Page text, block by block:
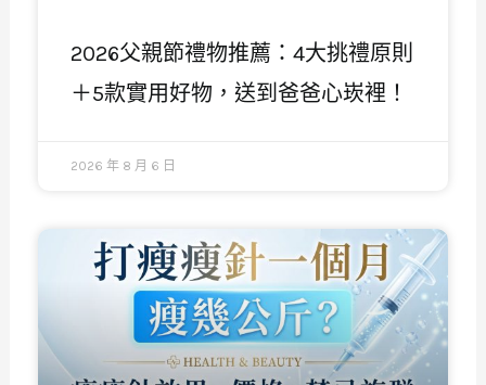
2026父親節禮物推薦：4大挑禮原則
＋5款實用好物，送到爸爸心崁裡！
2026 年 8 月 6 日